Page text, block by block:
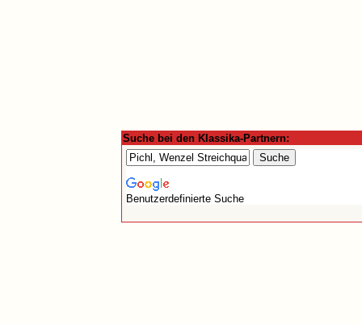
Suche bei den Klassika-Partnern:
Benutzerdefinierte Suche